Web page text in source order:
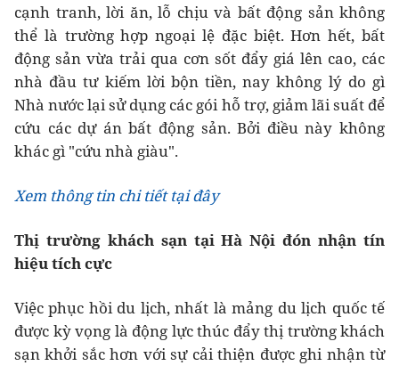
cạnh tranh, lời ăn, lỗ chịu và bất động sản không
thể là trường hợp ngoại lệ đặc biệt. Hơn hết, bất
động sản vừa trải qua cơn sốt đẩy giá lên cao, các
nhà đầu tư kiếm lời bộn tiền, nay không lý do gì
Nhà nước lại sử dụng các gói hỗ trợ, giảm lãi suất để
cứu các dự án bất động sản. Bởi điều này không
khác gì "cứu nhà giàu".
Xem thông tin chi tiết tại đây
Thị trường khách sạn tại Hà Nội đón nhận tín
hiệu tích cực
Việc phục hồi du lịch, nhất là mảng du lịch quốc tế
được kỳ vọng là động lực thúc đẩy thị trường khách
sạn khởi sắc hơn với sự cải thiện được ghi nhận từ